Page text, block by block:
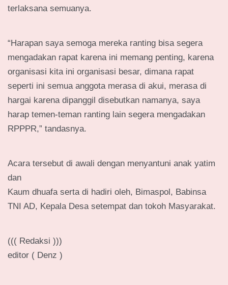
terlaksana semuanya.
“Harapan saya semoga mereka ranting bisa segera
mengadakan rapat karena ini memang penting, karena
organisasi kita ini organisasi besar, dimana rapat
seperti ini semua anggota merasa di akui, merasa di
hargai karena dipanggil disebutkan namanya, saya
harap temen-teman ranting lain segera mengadakan
RPPPR,” tandasnya.
Acara tersebut di awali dengan menyantuni anak yatim
dan
Kaum dhuafa serta di hadiri oleh, Bimaspol, Babinsa
TNI AD, Kepala Desa setempat dan tokoh Masyarakat.
((( Redaksi )))
editor ( Denz )